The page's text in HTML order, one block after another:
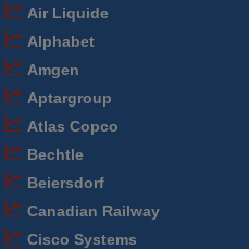
Air Liquide
Alphabet
Amgen
Aptargroup
Atlas Copco
Bechtle
Beiersdorf
Canadian Railway
Cisco Systems